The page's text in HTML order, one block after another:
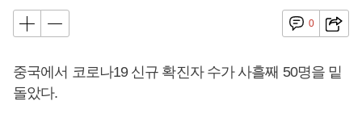
0
중국에서 코로나19 신규 확진자 수가 사흘째 50명을 밑
돌았다.